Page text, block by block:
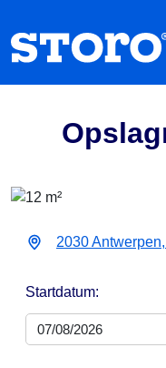
2030
Startdatum: